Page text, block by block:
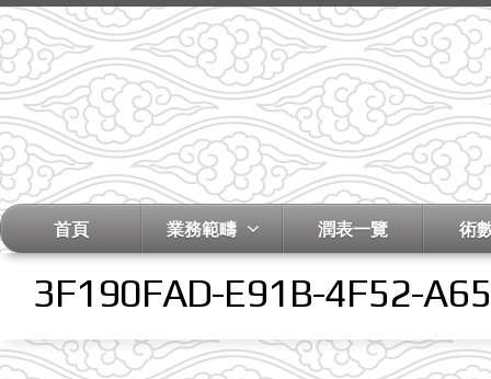
首頁 業務範疇 潤表一覽 術
3F190FAD-E91B-4F52-